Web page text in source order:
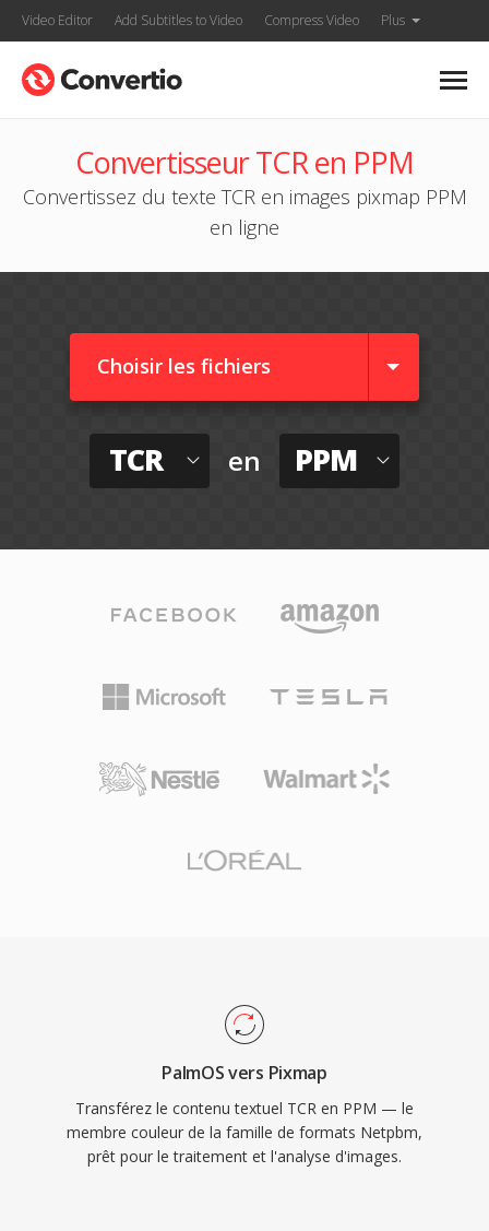
Video Editor Add Subtitles to Video Compress Video Plus
Convertisseur TCR en PPM
Convertissez du texte TCR en images pixmap PPM
en ligne
Choisir les fichiers
TCR en PPM
PalmOS vers Pixmap
Transférez le contenu textuel TCR en PPM — le
membre couleur de la famille de formats Netpbm,
prêt pour le traitement et l'analyse d'images.